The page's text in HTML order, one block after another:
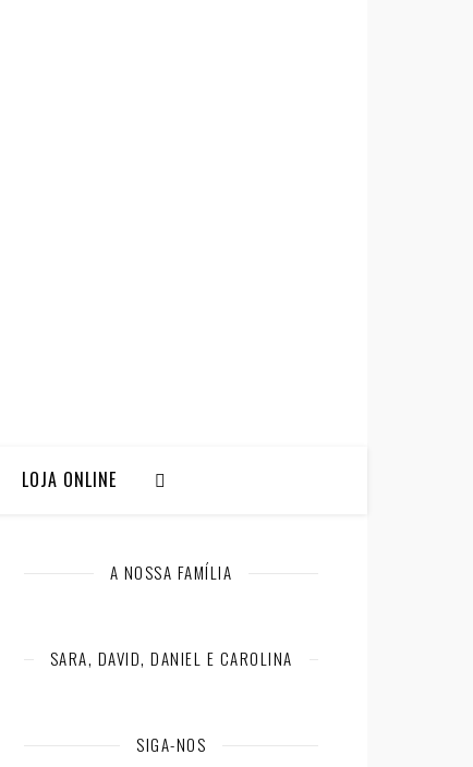
LOJA ONLINE
A NOSSA FAMÍLIA
SARA, DAVID, DANIEL E CAROLINA
SIGA-NOS